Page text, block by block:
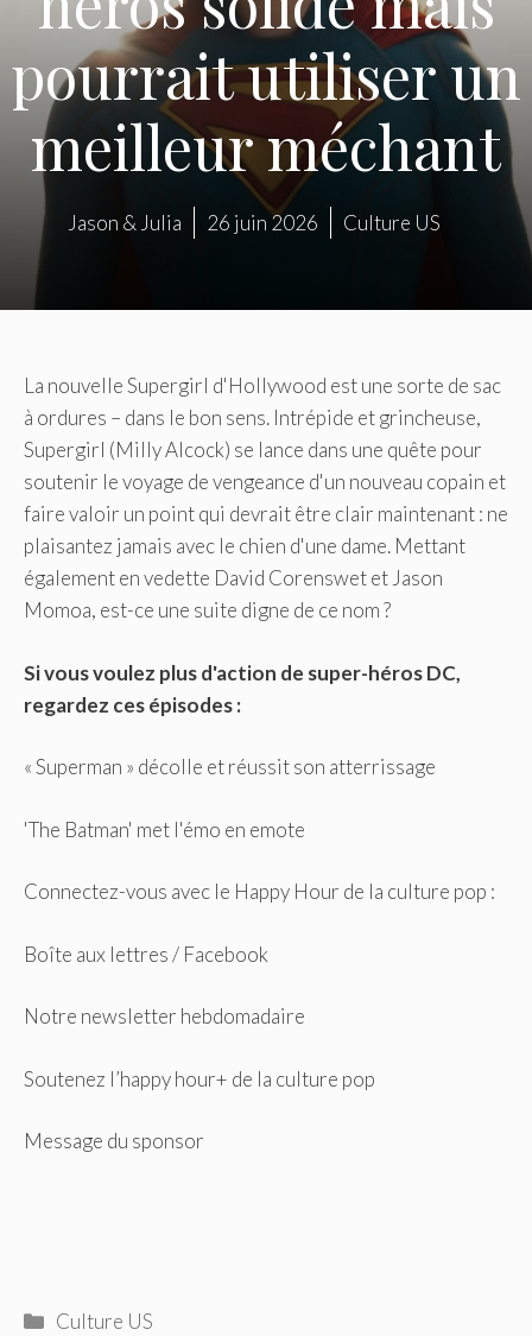
pourrait utiliser un
meilleur méchant
Jason & Julia 26 juin 2026 Culture US
La nouvelle Supergirl d'Hollywood est une sorte de sac
à ordures – dans le bon sens. Intrépide et grincheuse,
Supergirl (Milly Alcock) se lance dans une quête pour
soutenir le voyage de vengeance d'un nouveau copain et
faire valoir un point qui devrait être clair maintenant : ne
plaisantez jamais avec le chien d'une dame. Mettant
également en vedette David Corenswet et Jason
Momoa, est-ce une suite digne de ce nom ?
Si vous voulez plus d'action de super-héros DC,
regardez ces épisodes :
« Superman » décolle et réussit son atterrissage
'The Batman' met l'émo en emote
Connectez-vous avec le Happy Hour de la culture pop :
Boîte aux lettres / Facebook
Notre newsletter hebdomadaire
Soutenez l’happy hour+ de la culture pop
Message du sponsor
Catégories
Culture US